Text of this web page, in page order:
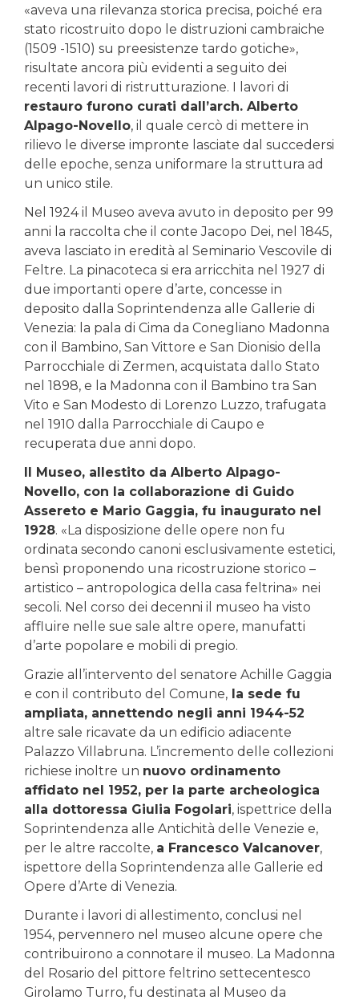
«aveva una rilevanza storica precisa, poiché era
stato ricostruito dopo le distruzioni cambraiche
(1509 -1510) su preesistenze tardo gotiche»,
risultate ancora più evidenti a seguito dei
recenti lavori di ristrutturazione. I lavori di
restauro furono curati dall’arch. Alberto
Alpago-Novello, il quale cercò di mettere in
rilievo le diverse impronte lasciate dal succedersi
delle epoche, senza uniformare la struttura ad
un unico stile.
Nel 1924 il Museo aveva avuto in deposito per 99
anni la raccolta che il conte Jacopo Dei, nel 1845,
aveva lasciato in eredità al Seminario Vescovile di
Feltre. La pinacoteca si era arricchita nel 1927 di
due importanti opere d’arte, concesse in
deposito dalla Soprintendenza alle Gallerie di
Venezia: la pala di Cima da Conegliano Madonna
con il Bambino, San Vittore e San Dionisio della
Parrocchiale di Zermen, acquistata dallo Stato
nel 1898, e la Madonna con il Bambino tra San
Vito e San Modesto di Lorenzo Luzzo, trafugata
nel 1910 dalla Parrocchiale di Caupo e
recuperata due anni dopo.
Il Museo, allestito da Alberto Alpago-
Novello, con la collaborazione di Guido
Assereto e Mario Gaggia, fu inaugurato nel
1928. «La disposizione delle opere non fu
ordinata secondo canoni esclusivamente estetici,
bensì proponendo una ricostruzione storico –
artistico – antropologica della casa feltrina» nei
secoli. Nel corso dei decenni il museo ha visto
affluire nelle sue sale altre opere, manufatti
d’arte popolare e mobili di pregio.
Grazie all’intervento del senatore Achille Gaggia
e con il contributo del Comune, la sede fu
ampliata, annettendo negli anni 1944-52
altre sale ricavate da un edificio adiacente
Palazzo Villabruna. L’incremento delle collezioni
richiese inoltre un nuovo ordinamento
affidato nel 1952, per la parte archeologica
alla dottoressa Giulia Fogolari, ispettrice della
Soprintendenza alle Antichità delle Venezie e,
per le altre raccolte, a Francesco Valcanover,
ispettore della Soprintendenza alle Gallerie ed
Opere d’Arte di Venezia.
Durante i lavori di allestimento, conclusi nel
1954, pervennero nel museo alcune opere che
contribuirono a connotare il museo. La Madonna
del Rosario del pittore feltrino settecentesco
Girolamo Turro, fu destinata al Museo da